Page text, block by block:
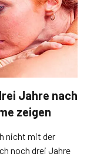
Jahre nach
zeigen
nicht mit der
noch drei Jahre